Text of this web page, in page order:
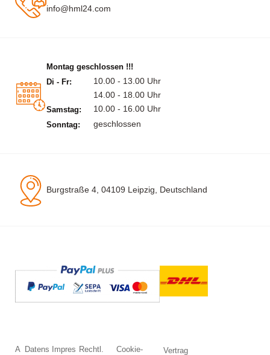
info@hml24.com
Montag geschlossen !!!
Di - Fr:
10.00 - 13.00 Uhr
14.00 - 18.00 Uhr
Samstag: 10.00 - 16.00 Uhr
Sonntag: geschlossen
Burgstraße 4, 04109 Leipzig, Deutschland
A Datens Impres Rechtl. Cookie- Vertrag